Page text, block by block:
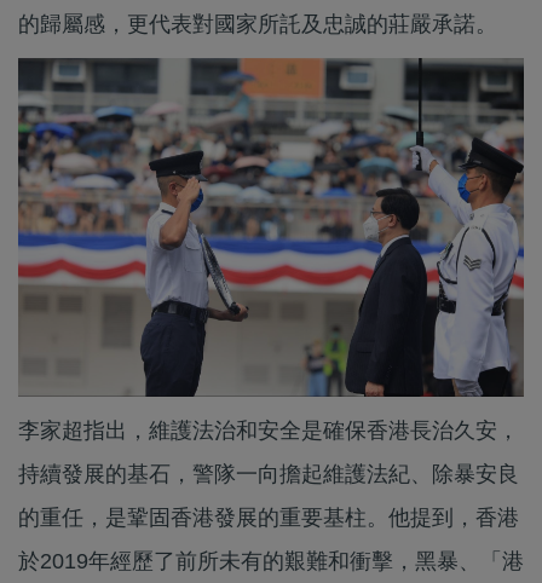
的歸屬感，更代表對國家所託及忠誠的莊嚴承諾。
李家超指出，維護法治和安全是確保香港長治久安，
持續發展的基石，警隊一向擔起維護法紀、除暴安良
的重任，是鞏固香港發展的重要基柱。他提到，香港
於2019年經歷了前所未有的艱難和衝擊，黑暴、「港